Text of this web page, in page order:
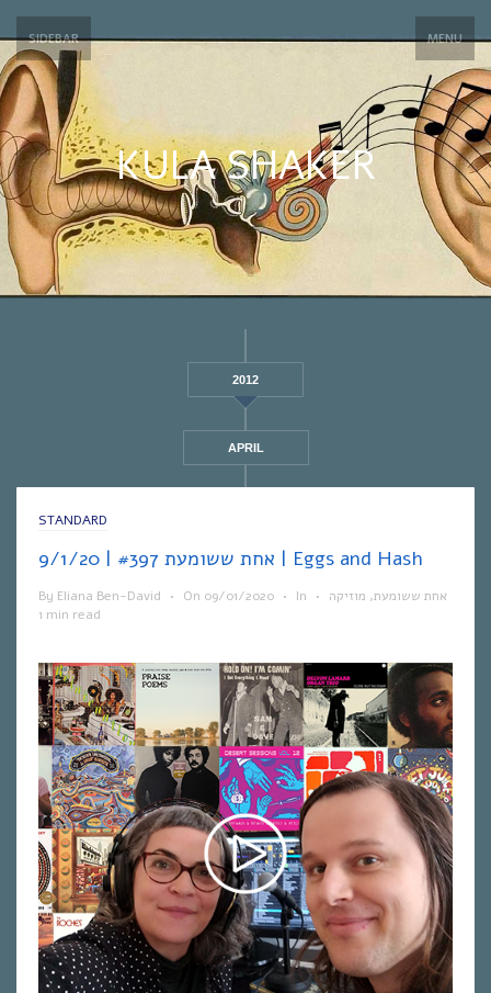
SIDEBAR MENU
KULA SHAKER
2012
APRIL
STANDARD
אחת ששומעת #397 | 9/1/20 | Eggs and Hash
By Eliana Ben-David • On 09/01/2020 • In אחת ששומעת, מוזיקה
•
1 min read